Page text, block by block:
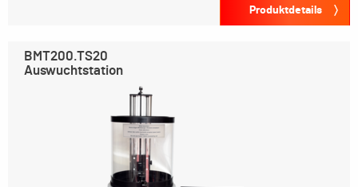
Produktdetails
BMT200.TS20
Auswuchtstation